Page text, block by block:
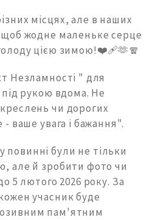
місцях, але в наших
жодне маленьке серце
цією зимою!❤️‍🩹🫶🧣
Незламності " для
рукою вдома. Не
чи дорогих
- ваше увага і бажання".
були не тільки
але й зробити фото чи
5 лютого 2026 року. За
учасник буде
пам'ятним